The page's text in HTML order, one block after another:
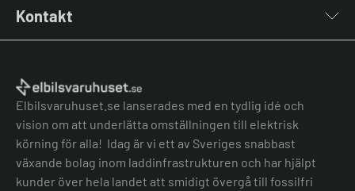
Stolpar & Fästen
Lastbalansering
Grön teknik bidrag
Jämför laddboxar
Köpvillkor
Kontakt
Elbilsvaruhuset.se lanserades med en tydlig idé och
vision om att underlätta omställningen till elektrisk
körning för alla! Idag är vi ett av Sveriges snabbast
växande bolag inom laddinfrastrukturen och har hjälpt
kunder över hela landet att smidigt övergå till fossilfri